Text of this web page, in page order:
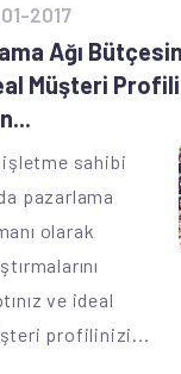
2017
Ağı
Müşteri
sahibi
pazarlama
olarak
ve ideal
profilinizi...